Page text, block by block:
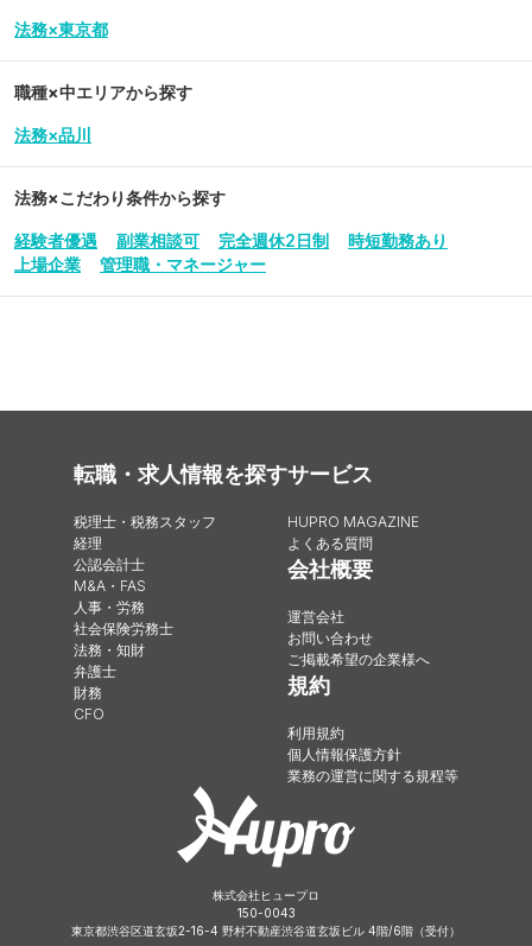
法務×東京都
職種×中エリアから探す
法務×品川
法務×こだわり条件から探す
経験者優遇 副業相談可 完全週休2日制
時短勤務あり
上場企業
管理職・マネージャー
転職・求人情報を探す
税理士・税務スタッフ
経理
公認会計士
M&A・FAS
人事・労務
社会保険労務士
法務・知財
弁護士
財務
CFO
サービス
HUPRO MAGAZINE
よくある質問
会社概要
運営会社
お問い合わせ
ご掲載希望の企業様へ
規約
利用規約
個人情報保護方針
業務の運営に関する規程等
株式会社ヒュープロ
150-0043
東京都渋谷区道玄坂2-16-4 野村不動産渋谷道玄坂ビル 4階/6階（受付）